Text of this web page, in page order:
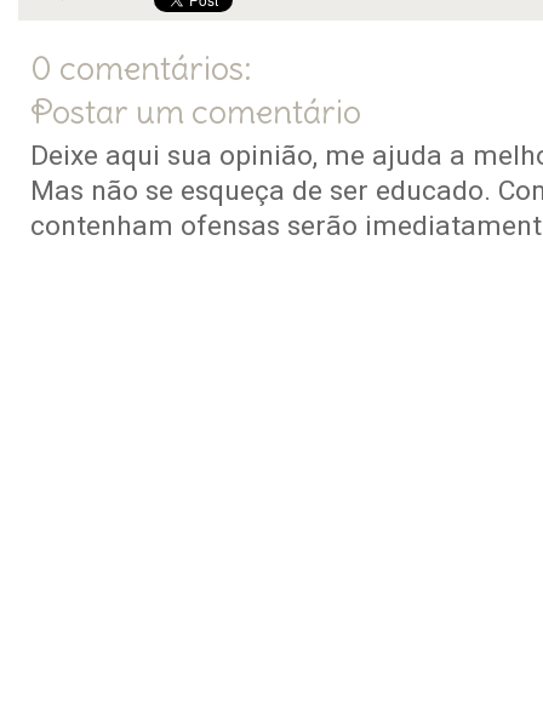
0 comentários:
Postar um comentário
Deixe aqui sua opinião, me ajuda a
Mas não se esqueça de ser educado.
contenham ofensas serão